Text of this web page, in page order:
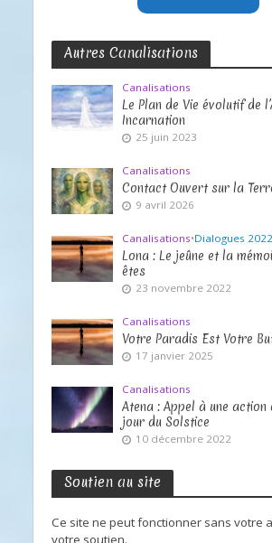
Autres Canalisations
Canalisations
Le Plan de Vie évolutif de
Incarnation
25 juin 2023
Canalisations
Contact Ouvert sur la
9 avril 2026
Canalisations•Dialogues 2022
Lona : Le jeûne et la
êtes
23 novembre 2022
Canalisations
Votre Paradis Est Votre
17 janvier 2025
Canalisations
Atena : Appel à une action
jour du Solstice
10 décembre 2022
Soutien au site
Ce site ne peut fonctionner sans votre
votre soutien.